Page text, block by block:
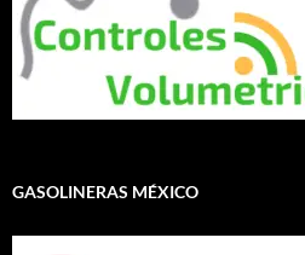
GASOLINERAS MÉXICO